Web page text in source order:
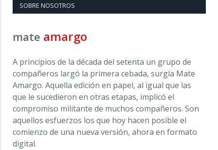
SOBRE NOSOTROS
mate amargo
A principios de la década del setenta un grupo de
compañeros largó la primera cebada, surgía Mate
Amargo. Aquella edición en papel, al igual que las
que le sucedieron en otras etapas, implicó el
compromiso militante de muchos compañeros. Son
aquellos esfuerzos los que hoy hacen posible el
comienzo de una nueva versión, ahora en formato
digital.